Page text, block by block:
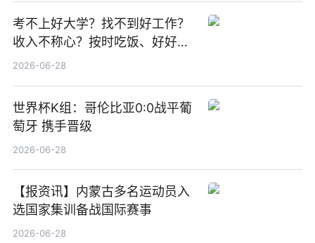
考不上好大学？找不到好工作？
收入不称心？按时吃饭、好好睡
觉
2026-06-28
世界杯K组：哥伦比亚0:0战平葡
萄牙 携手晋级
2026-06-28
【报资讯】内蒙古多名运动员入
选国家集训备战国际赛事
2026-06-28